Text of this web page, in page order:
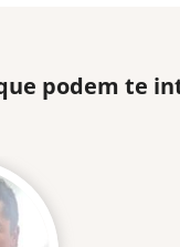
podem te